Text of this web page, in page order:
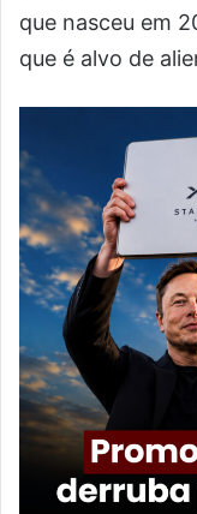
que nasceu em
que é alvo de